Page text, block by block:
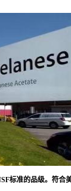
标准的品级。符合